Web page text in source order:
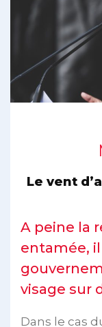
Le vent
A peine la
entamée,
visage sur
Dans le cas